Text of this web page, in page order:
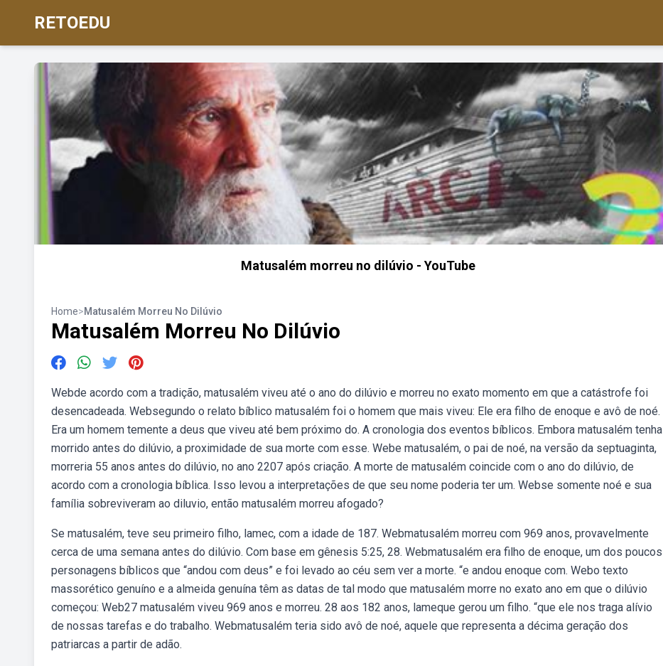
RETOEDU
Matusalém morreu no dilúvio - YouTube
Home>Matusalém Morreu No Dilúvio
Matusalém Morreu No Dilúvio
Webde acordo com a tradição, matusalém viveu até o ano do dilúvio e morreu no exato momento em que a catástrofe foi
desencadeada. Websegundo o relato bíblico matusalém foi o homem que mais viveu: Ele era filho de enoque e avô de noé.
Era um homem temente a deus que viveu até bem próximo do. A cronologia dos eventos bíblicos. Embora matusalém tenha
morrido antes do dilúvio, a proximidade de sua morte com esse. Webe matusalém, o pai de noé, na versão da septuaginta,
morreria 55 anos antes do dilúvio, no ano 2207 após criação. A morte de matusalém coincide com o ano do dilúvio, de
acordo com a cronologia bíblica. Isso levou a interpretações de que seu nome poderia ter um. Webse somente noé e sua
família sobreviveram ao diluvio, então matusalém morreu afogado?
Se matusalém, teve seu primeiro filho, lamec, com a idade de 187. Webmatusalém morreu com 969 anos, provavelmente
cerca de uma semana antes do dilúvio. Com base em gênesis 5:25, 28. Webmatusalém era filho de enoque, um dos poucos
personagens bíblicos que “andou com deus” e foi levado ao céu sem ver a morte. “e andou enoque com. Webo texto
massorético genuíno e a almeida genuína têm as datas de tal modo que matusalém morre no exato ano em que o dilúvio
começou: Web27 matusalém viveu 969 anos e morreu. 28 aos 182 anos, lameque gerou um filho. “que ele nos traga alívio
de nossas tarefas e do trabalho. Webmatusalém teria sido avô de noé, aquele que representa a décima geração dos
patriarcas a partir de adão.